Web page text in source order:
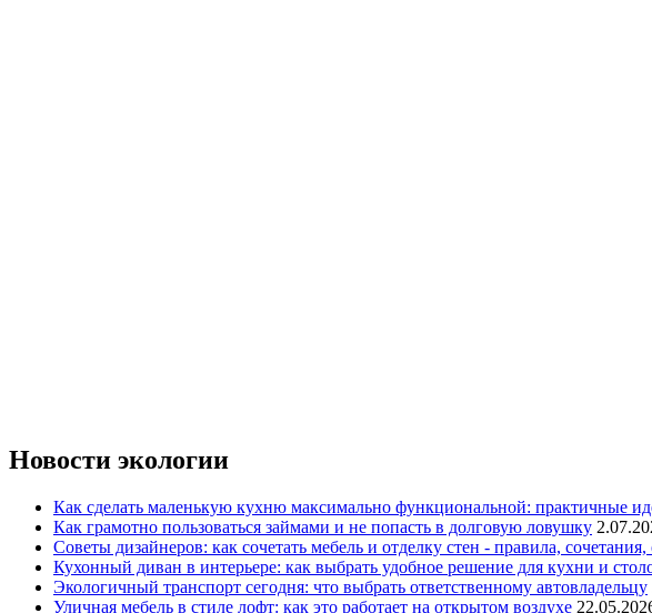
Новости экологии
Как сделать маленькую кухню максимально функциональной: практичные
Как грамотно пользоваться займами и не попасть в долговую ловушку
Советы дизайнеров: как сочетать мебель и отделку стен - правила,
Кухонный диван в интерьере: как выбрать удобное решение для кухни и
Экологичный транспорт сегодня: что выбрать ответственному автовладельцу
Уличная мебель в стиле лофт: как это работает на открытом воздухе